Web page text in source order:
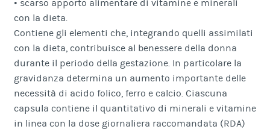
• scarso apporto alimentare di vitamine e minerali
con la dieta.
Contiene gli elementi che, integrando quelli assimilati
con la dieta, contribuisce al benessere della donna
durante il periodo della gestazione. In particolare la
gravidanza determina un aumento importante delle
necessità di acido folico, ferro e calcio. Ciascuna
capsula contiene il quantitativo di minerali e vitamine
in linea con la dose giornaliera raccomandata (RDA)